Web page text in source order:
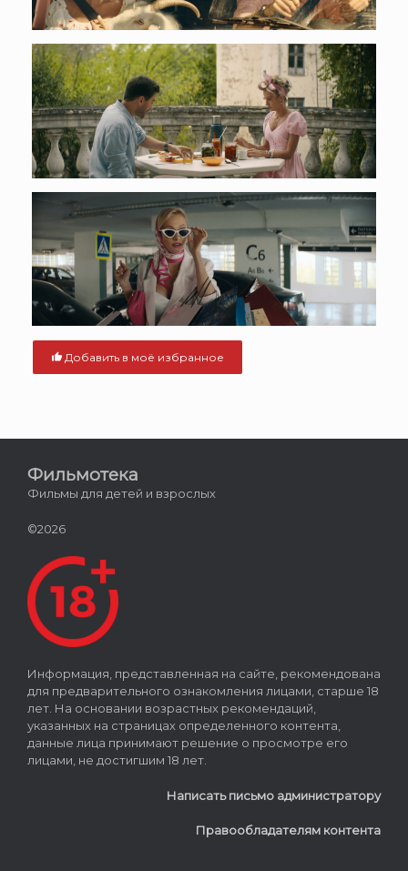
Добавить в моё избранное
Фильмотека
Фильмы для детей и взрослых
©2026
Информация, представленная на сайте, рекомендована
для предварительного ознакомления лицами, старше 18
лет. На основании возрастных рекомендаций,
указанных на страницах определенного контента,
данные лица принимают решение о просмотре его
лицами, не достигшим 18 лет.
Написать письмо администратору
Правообладателям контента